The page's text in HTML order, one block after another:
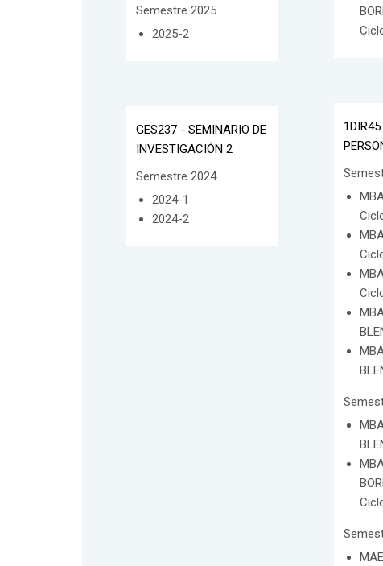
Semestre 2025
2025-2
GES237 - SEMINARIO DE
INVESTIGACIÓN 2
Semestre 2024
2024-1
2024-2